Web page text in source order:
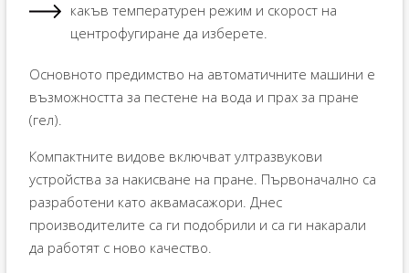
какъв температурен режим и скорост на
центрофугиране да изберете.
Основното предимство на автоматичните машини е
възможността за пестене на вода и прах за пране
(гел).
Компактните видове включват ултразвукови
устройства за накисване на пране. Първоначално са
разработени като аквамасажори. Днес
производителите са ги подобрили и са ги накарали
да работят с ново качество.